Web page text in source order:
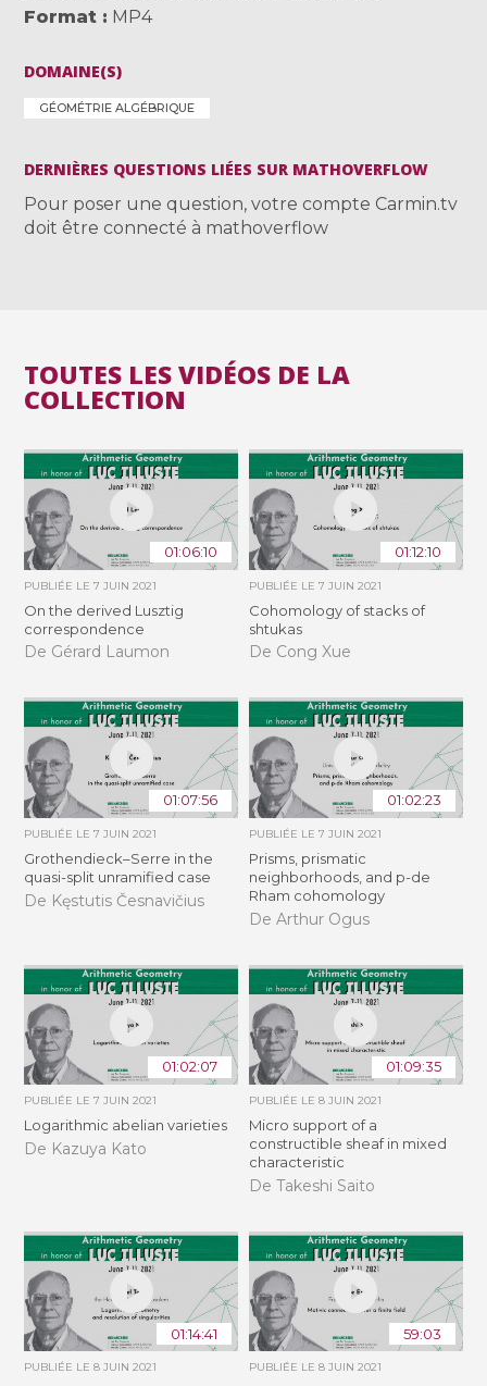
Format
MP4
DOMAINE(S)
GÉOMÉTRIE ALGÉBRIQUE
DERNIÈRES QUESTIONS LIÉES SUR MATHOVERFLOW
Pour poser une question, votre compte Carmin.tv
doit être connecté à mathoverflow
TOUTES LES VIDÉOS DE LA
COLLECTION
01:06:10
PUBLIÉE LE7 JUIN 2021
On the derived Lusztig
correspondence
De Gérard Laumon
01:12:10
PUBLIÉE LE 7 JUIN 2021
Cohomology of stacks of
shtukas
De Cong Xue
01:07:56
PUBLIÉE LE7 JUIN 2021
Grothendieck–Serre in the
quasi-split unramified case
De Kęstutis Česnavičius
01:02:23
PUBLIÉE LE 7 JUIN 2021
Prisms, prismatic
neighborhoods, and p-de
Rham cohomology
De Arthur Ogus
01:02:07
PUBLIÉE LE7 JUIN 2021
Logarithmic abelian varieties
De Kazuya Kato
01:09:35
PUBLIÉE LE 8 JUIN 2021
Micro support of a
constructible sheaf in mixed
characteristic
De Takeshi Saito
01:14:41
PUBLIÉE LE8 JUIN 2021
59:03
PUBLIÉE LE 8 JUIN 2021